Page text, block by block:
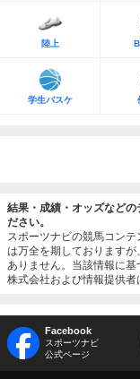
陸上
学生バスケ
結果・成績・オッズなどの
ださい。
スポーツナビの競馬コン
は万全を期しております
ありません。当該情報に
株式会社および情報提供者
Facebook
スポーツナビ
公式ページ